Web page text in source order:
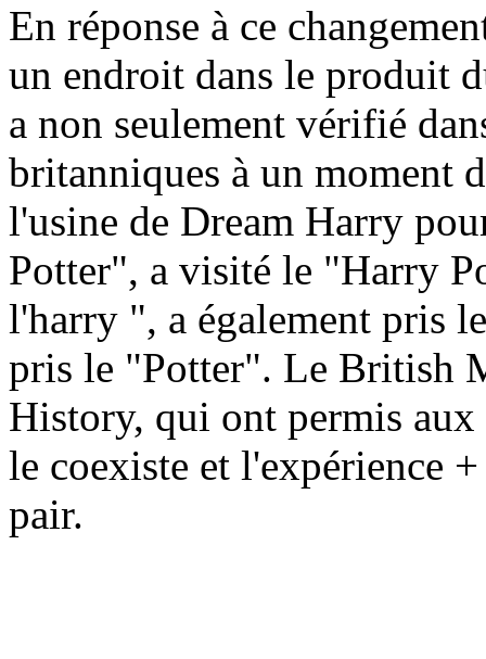
En réponse à ce
un endroit dans le produit
a non seulement vérifié
britanniques à un moment
l'usine de Dream Harry
Potter", a visité le "Harry
l'harry ", a également pris
pris le "Potter". Le British
History, qui ont permis aux
le coexiste et l'expérience
pair.